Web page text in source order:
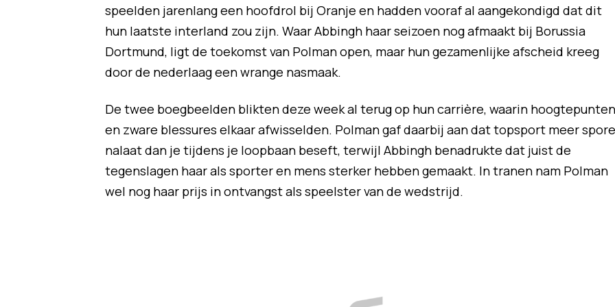
speelden jarenlang een hoofdrol bij Oranje en hadden vooraf al aangekondigd dat dit
hun laatste interland zou zijn. Waar Abbingh haar seizoen nog afmaakt bij Borussia
Dortmund, ligt de toekomst van Polman open, maar hun gezamenlijke afscheid kreeg
door de nederlaag een wrange nasmaak.
De twee boegbeelden blikten deze week al terug op hun carrière, waarin hoogtepunten
en zware blessures elkaar afwisselden. Polman gaf daarbij aan dat topsport meer
nalaat dan je tijdens je loopbaan beseft, terwijl Abbingh benadrukte dat juist de
tegenslagen haar als sporter en mens sterker hebben gemaakt. In tranen nam Polman
wel nog haar prijs in ontvangst als speelster van de wedstrijd.